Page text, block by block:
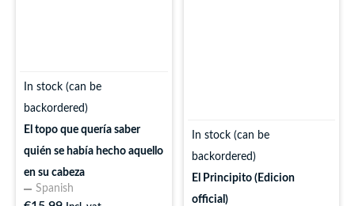
In stock (can be
backordered)
El topo que quería saber
quién se había hecho aquello
en su cabeza
Spanish
In stock (can be
backordered)
El Principito (Edicion
official)